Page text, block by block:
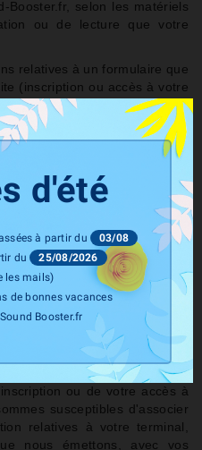
Booster.fr, selon les matériels
ou de lecture que votre
relatives à un formulaire que
(inscription ou accès à votre
ou informations que
(service souscrit, contenu
etc.) ;
à des espaces réservés et
que votre Espace client, grâce
que vous nous avez
confiés ;
de sécurité, par exemple
vous connecter à nouveau à
un certain laps de temps ;
navigation sur notre site, de
de produits ;
avez fourni des données
notamment vos coordonnées
ou de votre accès à
susceptibles d'associer
relatives à votre terminal,
nous émettons, avec vos
d'été
à partir du
03/08
du
25/08/2026
les mails)
de bonnes vacances
Booster.fr